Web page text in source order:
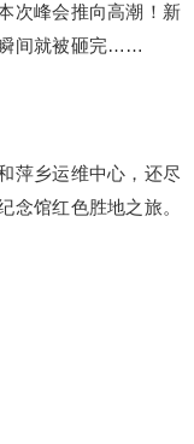
次峰会推向高潮！新
间就被砸完……
萍乡运维中心，还尽
念馆红色胜地之旅。